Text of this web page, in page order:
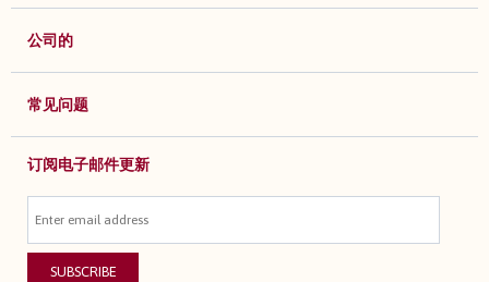
公司的
常见问题
订阅电子邮件更新
SUBSCRIBE